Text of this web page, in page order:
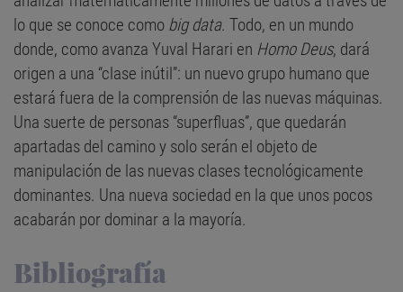
lo que se conoce como big data. Todo, en un mundo
donde, como avanza Yuval Harari en Homo Deus, dará
origen a una “clase inútil”: un nuevo grupo humano que
estará fuera de la comprensión de las nuevas máquinas.
Una suerte de personas “superfluas”, que quedarán
apartadas del camino y solo serán el objeto de
manipulación de las nuevas clases tecnológicamente
dominantes. Una nueva sociedad en la que unos pocos
acabarán por dominar a la mayoría.
Bibliografía